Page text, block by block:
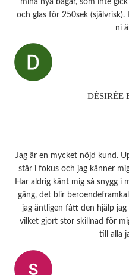
och glas för 250sek
ni
DÉSIRÉE
Jag är en mycket nöjd kund.
står i fokus och jag känner
Har aldrig känt mig så snygg i
gäng, det blir
jag äntligen fått den hjälp
vilket gjort stor skillnad för
till alla